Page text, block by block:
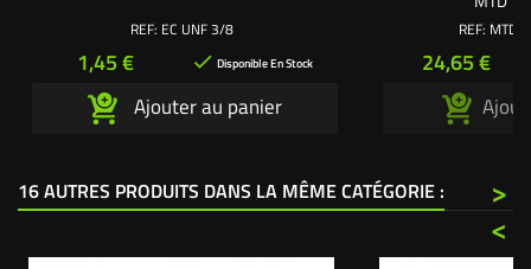
REF: EC UNF 3/8
Prix
1,45 €  Disponible En Stock
Ajouter au panier
REF: MTD
Prix
24,65 €
16 AUTRES PRODUITS DANS LA MÊME CATÉGORIE :
>
<